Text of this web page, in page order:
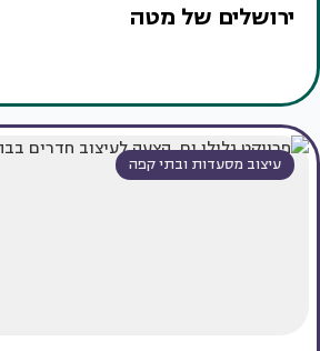
ירושלים של מטה
עיצוב מסעדות ובתי קפה